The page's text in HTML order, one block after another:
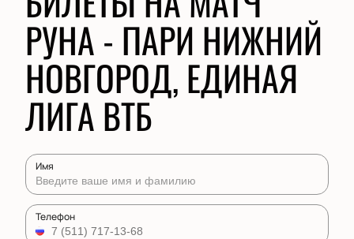
РУНА - ПАРИ НИЖНИЙ
НОВГОРОД, ЕДИНАЯ
ЛИГА ВТБ
Имя
Телефон